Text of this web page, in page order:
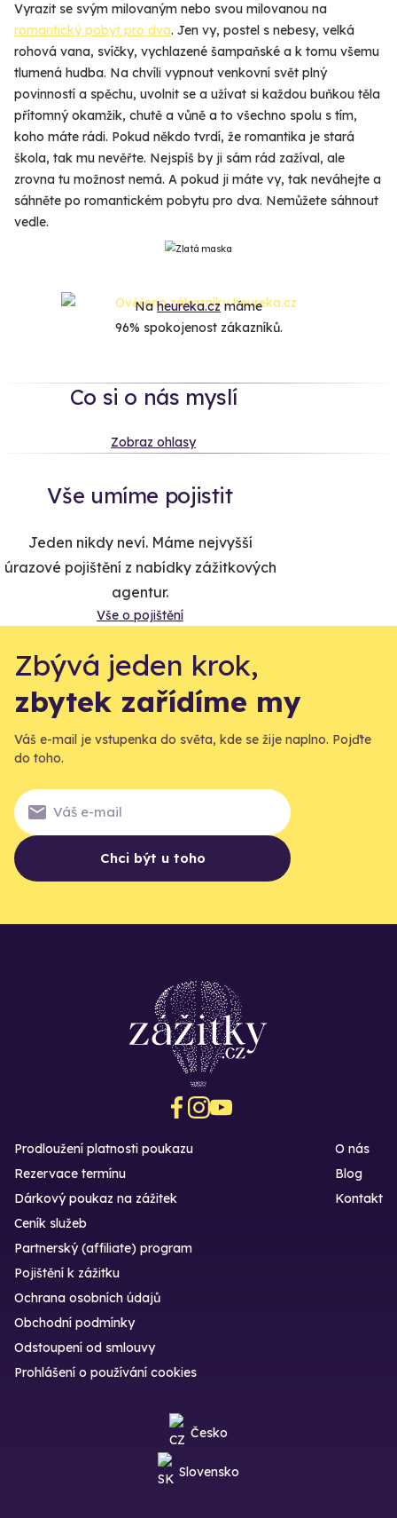
Vyrazit se svým milovaným nebo svou milovanou na
romantický pobyt pro dva. Jen vy, postel s nebesy, velká
rohová vana, svíčky, vychlazené šampaňské a k tomu všemu
tlumená hudba. Na chvíli vypnout venkovní svět plný
povinností a spěchu, uvolnit se a užívat si každou buňkou těla
přítomný okamžik, chutě a vůně a to všechno spolu s tím,
koho máte rádi. Pokud někdo tvrdí, že romantika je stará
škola, tak mu nevěřte. Nejspíš by ji sám rád zažíval, ale
zrovna tu možnost nemá. A pokud ji máte vy, tak neváhejte a
sáhněte po romantickém pobytu pro dva. Nemůžete sáhnout
vedle.
Naheureka.czmáme
96% spokojenost zákazníků.
Co si o nás myslí
Zobraz ohlasy
Vše umíme pojistit
Jeden nikdy neví. Máme nejvyšší
úrazové pojištění z nabídky zážitkových
agentur.
Vše o pojištění
Zbývá jeden krok,
zbytek zařídíme my
Váš e-mail je vstupenka do světa, kde se žije naplno. Pojďte
do toho.
Chci být u toho
Prodloužení platnosti poukazu
Rezervace termínu
Dárkový poukaz na zážitek
O nás
Blog
Kontakt
Ceník služeb
Partnerský (affiliate) program
Pojištění k zážitku
Ochrana osobních údajů
Obchodní podmínky
Odstoupení od smlouvy
Prohlášení o používání cookies
Česko
Slovensko